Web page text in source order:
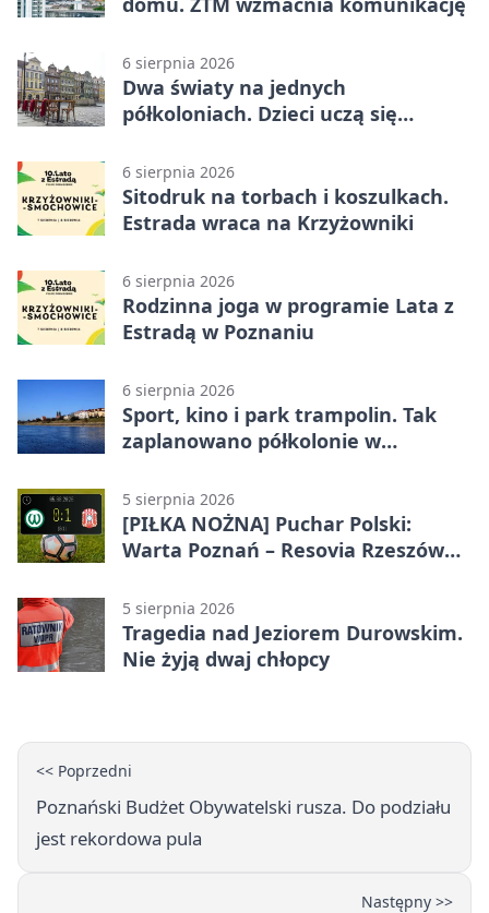
6 sierpnia 2026
Dwa światy na jednych
półkoloniach. Dzieci uczą się
6 sierpnia 2026
Sitodruk na torbach i koszulkach.
Estrada wraca na Krzyżowniki
6 sierpnia 2026
Rodzinna joga w programie Lata z
Estradą w Poznaniu
6 sierpnia 2026
Sport, kino i park trampolin. Tak
zaplanowano półkolonie w
5 sierpnia 2026
[PIŁKA NOŻNA] Puchar Polski:
Warta Poznań – Resovia Rzeszów
gospodarzy
5 sierpnia 2026
Tragedia nad Jeziorem Durowskim.
Nie żyją dwaj chłopcy
<< Poprzedni
Poznański Budżet Obywatelski rusza. Do podziału
jest rekordowa pula
Następny >>